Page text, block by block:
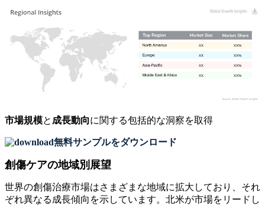
XX%
XX
XX%
XX
XX%
XX
XX%
XX
市場規模と 成長動向に関する包括的な洞察を取得
無料サンプルをダウンロード
創傷ケアの地域別展望
世界の創傷治療市場はさまざまな地域に拡大しており、それ
ぞれ異なる成長傾向を示しています。北米が市場をリードし